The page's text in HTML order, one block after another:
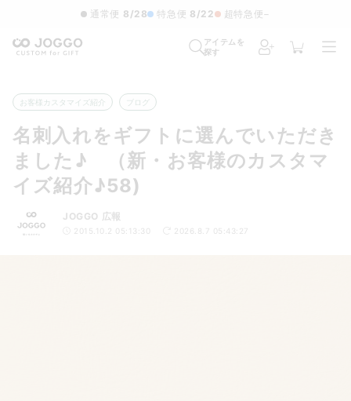
通常便 8/28 特急便 8/22 超特急便−
アイテムを
探す
お客様カスタマイズ紹介 ブログ
名刺入れをギフトに選んでいただき
ました♪ （新・お客様のカスタマ
イズ紹介♪58)
JOGGO 広報
2015.10.2 05:13:30 2026.8.7 05:43:27